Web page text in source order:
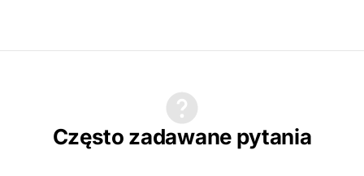
Często zadawane pytania